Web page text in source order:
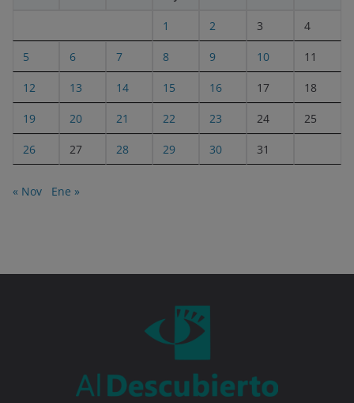
1 2 3 4
5 6 7 8 9 10 11
12 13 14 15 16 17 18
19 20 21 22 23 24 25
26 27 28 29 30 31
« Nov Ene »